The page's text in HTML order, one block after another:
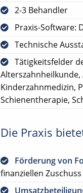
2-3 Behandler
Praxis-Software:
Technische
Tätigkeitsfelder
Kinderzahnmedizin,
Schienentherapie,
Die Praxis
Förderung von
finanziellen